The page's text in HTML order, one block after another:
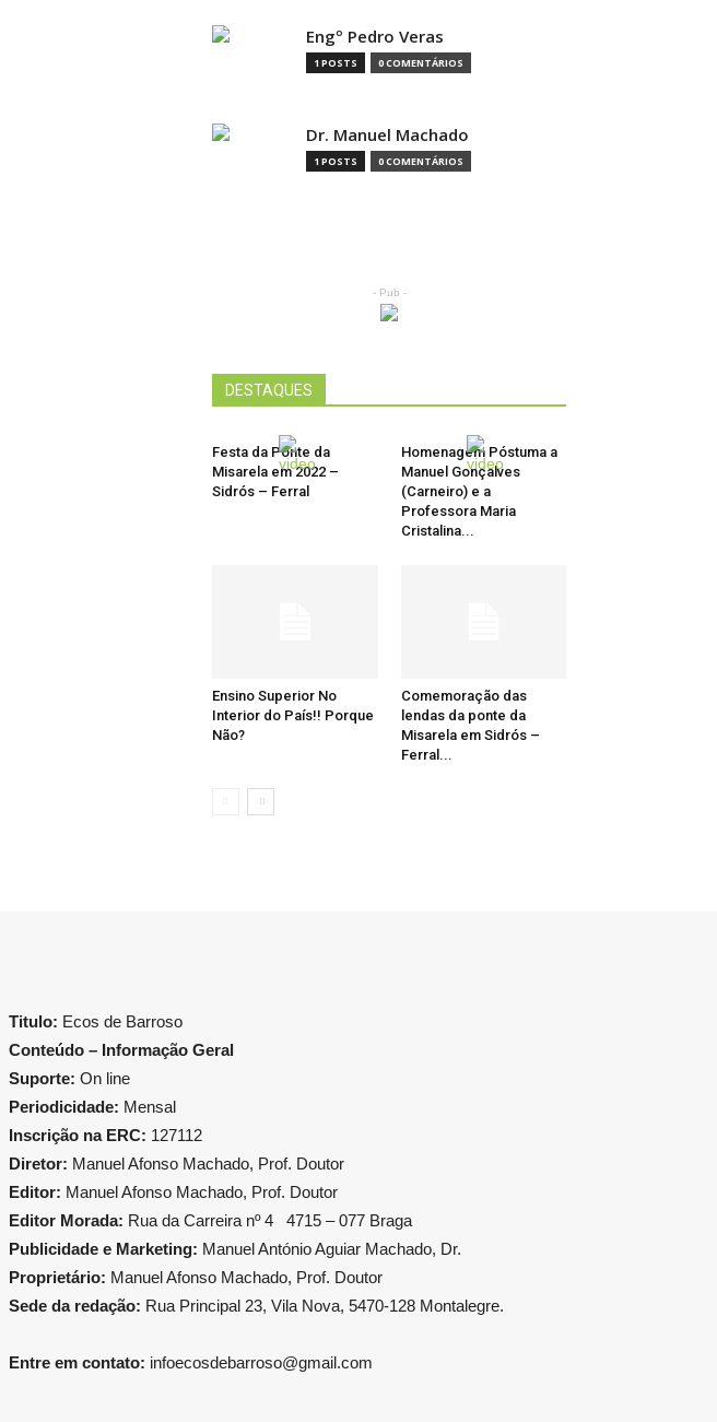
Engº Pedro Veras
1 POSTS 0 COMENTÁRIOS
Dr. Manuel Machado
1 POSTS 0 COMENTÁRIOS
- Pub -
DESTAQUES
Festa da Ponte da
Misarela em 2022 –
Sidrós – Ferral
Homenagem Póstuma a
Manuel Gonçalves
(Carneiro) e a
Professora Maria
Cristalina...
Ensino Superior No
Interior do País!! Porque
Não?
Comemoração das
lendas da ponte da
Misarela em Sidrós –
Ferral...
Titulo: Ecos de Barroso
Conteúdo – Informação Geral
Suporte: On line
Periodicidade: Mensal
Inscrição na ERC: 127112
Diretor: Manuel Afonso Machado, Prof. Doutor
Editor: Manuel Afonso Machado, Prof. Doutor
Editor Morada: Rua da Carreira nº 4 4715 – 077 Braga
Publicidade e Marketing: Manuel António Aguiar Machado, Dr.
Proprietário: Manuel Afonso Machado, Prof. Doutor
Sede da redação: Rua Principal 23, Vila Nova, 5470-128 Montalegre.
Entre em contato: infoecosdebarroso@gmail.com